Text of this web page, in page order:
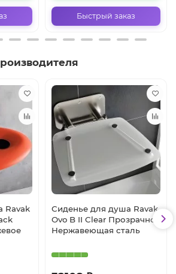
Быстрый заказ
Ravak
Сиденье для душа Ravak
Ovo B II Clear Прозрачное
Нержавеющая сталь